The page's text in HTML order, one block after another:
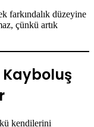
farkındalık düzeyine
çünkü artık
Kayboluş
kendilerini